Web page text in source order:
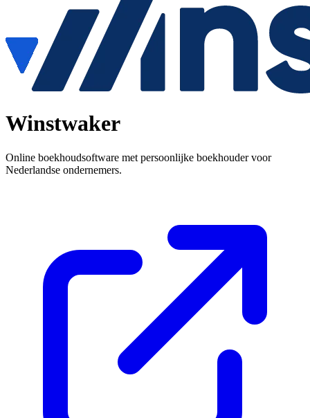
Winstwaker
Online boekhoudsoftware met persoonlijke boekhouder voor
Nederlandse ondernemers.